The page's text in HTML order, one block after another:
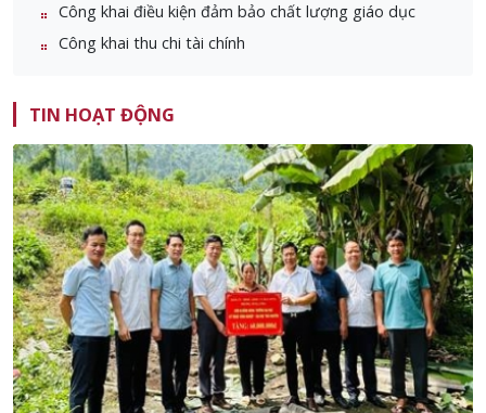
Công khai điều kiện đảm bảo chất lượng giáo dục
Công khai thu chi tài chính
TIN HOẠT ĐỘNG